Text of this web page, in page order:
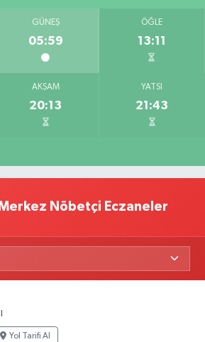
GÜNEŞ
05:59
ÖĞLE
13:11
AKŞAM
20:13
YATSI
21:43
Nöbetçi Eczaneler
Yol Tarifi Al